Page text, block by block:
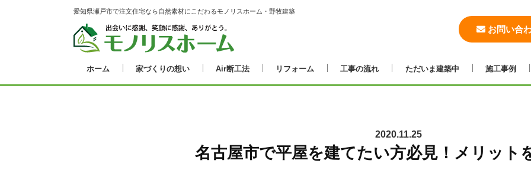
愛知県瀬戸市で注文住宅なら自然素材にこだわるモノリスホーム・野牧建築
お問い合
ホーム 家づくりの想い Air断工法 リフォーム 工事の流れ ただいま建築中 施工事例
2020.11.25
名古屋市で平屋を建てたい方必見！メリット